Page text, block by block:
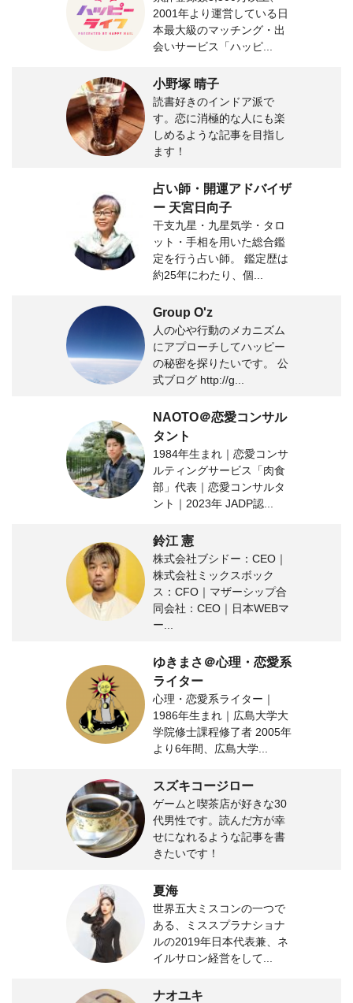
2001年より運営している日
本最大級のマッチング・出
会いサービス「ハッピ...
小野塚 晴子
読書好きのインドア派で
す。恋に消極的な人にも楽
しめるような記事を目指し
ます！
占い師・開運アドバイザ
ー 天宮日向子
干支九星・九星気学・タロ
ット・手相を用いた総合鑑
定を行う占い師。 鑑定歴は
約25年にわたり、個...
Group O'z
人の心や行動のメカニズム
にアプローチしてハッピー
の秘密を探りたいです。 公
式ブログ http://g...
NAOTO＠恋愛コンサル
タント
1984年生まれ｜恋愛コンサ
ルティングサービス「肉食
部」代表｜恋愛コンサルタ
ント｜2023年 JADP認...
鈴江 憲
株式会社ブシドー：CEO｜
株式会社ミックスボック
ス：CFO｜マザーシップ合
同会社：CEO｜日本WEBマ
ー...
ゆきまさ＠心理・恋愛系
ライター
心理・恋愛系ライター｜
1986年生まれ｜広島大学大
学院修士課程修了者 2005年
より6年間、広島大学...
スズキコージロー
ゲームと喫茶店が好きな30
代男性です。読んだ方が幸
せになれるような記事を書
きたいです！
夏海
世界五大ミスコンの一つで
ある、ミススプラナショナ
ルの2019年日本代表兼、ネ
イルサロン経営をして...
ナオユキ